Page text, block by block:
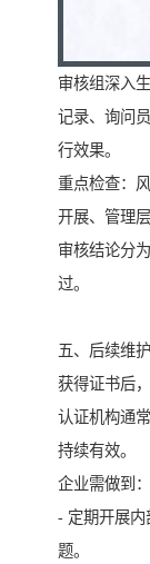
审核组深入
记录、询问
行效果。
重点检查：
开展、管理
审核结论分
过。
五、后续维
获得证书后
认证机构通
持续有效。
企业需做到：
- 定期开展内
题。